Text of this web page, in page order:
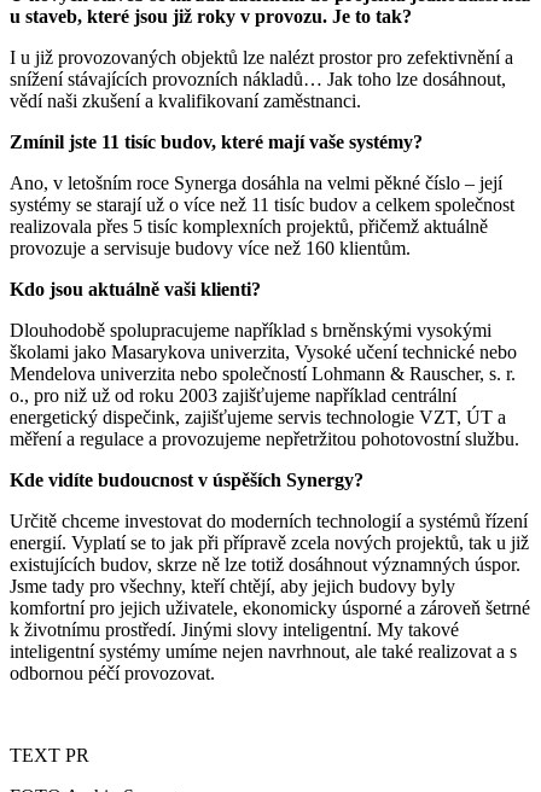
u staveb, které jsou již roky v provozu. Je to tak?
I u již provozovaných objektů lze nalézt prostor pro zefektivnění a
snížení stávajících provozních nákladů… Jak toho lze dosáhnout,
vědí naši zkušení a kvalifikovaní zaměstnanci.
Zmínil jste 11 tisíc budov, které mají vaše systémy?
Ano, v letošním roce Synerga dosáhla na velmi pěkné číslo – její
systémy se starají už o více než 11 tisíc budov a celkem společnost
realizovala přes 5 tisíc komplexních projektů, přičemž aktuálně
provozuje a servisuje budovy více než 160 klientům.
Kdo jsou aktuálně vaši klienti?
Dlouhodobě spolupracujeme například s brněnskými vysokými
školami jako Masarykova univerzita, Vysoké učení technické nebo
Mendelova univerzita nebo společností Lohmann & Rauscher, s. r.
o., pro niž už od roku 2003 zajišťujeme například centrální
energetický dispečink, zajišťujeme servis technologie VZT, ÚT a
měření a regulace a provozujeme nepřetržitou pohotovostní službu.
Kde vidíte budoucnost v úspěších Synergy?
Určitě chceme investovat do moderních technologií a systémů řízení
energií. Vyplatí se to jak při přípravě zcela nových projektů, tak u již
existujících budov, skrze ně lze totiž dosáhnout významných úspor.
Jsme tady pro všechny, kteří chtějí, aby jejich budovy byly
komfortní pro jejich uživatele, ekonomicky úsporné a zároveň šetrné
k životnímu prostředí. Jinými slovy inteligentní. My takové
inteligentní systémy umíme nejen navrhnout, ale také realizovat a s
odbornou péčí provozovat.
TEXT PR